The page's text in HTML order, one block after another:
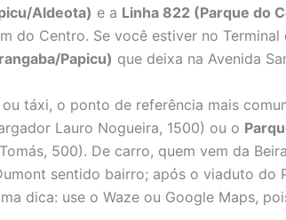
Aldeota) e a Linha 822 (Parque do
do Centro. Se você estiver no Terminal
Papicu) que deixa na Avenida
ou táxi, o ponto de referência mais
Lauro Nogueira, 1500) ou o
500). De carro, quem vem da
sentido bairro; após o viaduto do
dica: use o Waze ou Google Maps,